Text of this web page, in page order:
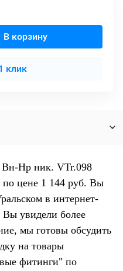
В корзину
клик
Вн-Нр ник. VTr.098
по цене 1 144 руб. Вы
в интернет-
увидели более
мы готовы обсудить
на товары
фитинги" по